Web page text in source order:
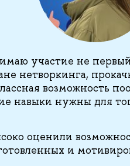
участие не
нетворкинга,
возможность
навыки нужны для
оценили
и